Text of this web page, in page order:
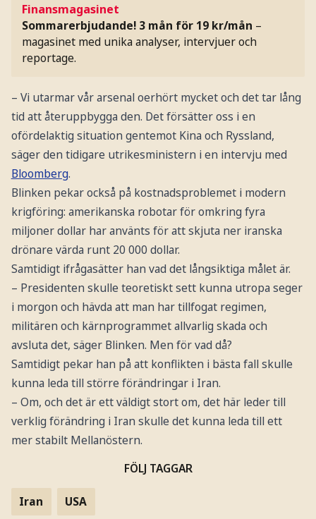
Finansmagasinet
Sommarerbjudande! 3 mån för 19 kr/mån –
magasinet med unika analyser, intervjuer och
reportage.
– Vi utarmar vår arsenal oerhört mycket och det tar lång
tid att återuppbygga den. Det försätter oss i en
ofördelaktig situation gentemot Kina och Ryssland,
säger den tidigare utrikesministern i en intervju med
Bloomberg.
Blinken pekar också på kostnadsproblemet i modern
krigföring: amerikanska robotar för omkring fyra
miljoner dollar har använts för att skjuta ner iranska
drönare värda runt 20 000 dollar.
Samtidigt ifrågasätter han vad det långsiktiga målet är.
– Presidenten skulle teoretiskt sett kunna utropa seger
i morgon och hävda att man har tillfogat regimen,
militären och kärnprogrammet allvarlig skada och
avsluta det, säger Blinken. Men för vad då?
Samtidigt pekar han på att konflikten i bästa fall skulle
kunna leda till större förändringar i Iran.
– Om, och det är ett väldigt stort om, det här leder till
verklig förändring i Iran skulle det kunna leda till ett
mer stabilt Mellanöstern.
FÖLJ TAGGAR
Iran USA